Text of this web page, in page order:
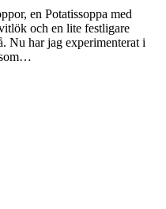
en Potatissoppa med
och en lite festligare
Nu har jag experimenterat i